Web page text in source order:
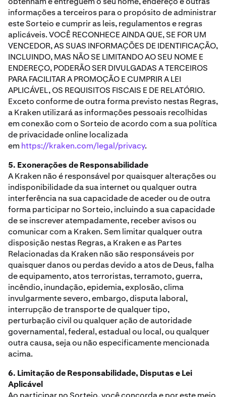
informações a terceiros para o propósito de administrar
este Sorteio e cumprir as leis, regulamentos e regras
aplicáveis. VOCÊ RECONHECE AINDA QUE, SE FOR UM
VENCEDOR, AS SUAS INFORMAÇÕES DE IDENTIFICAÇÃO,
INCLUINDO, MAS NÃO SE LIMITANDO AO SEU NOME E
ENDEREÇO, PODERÃO SER DIVULGADAS A TERCEIROS
PARA FACILITAR A PROMOÇÃO E CUMPRIR A LEI
APLICÁVEL, OS REQUISITOS FISCAIS E DE RELATÓRIO.
Exceto conforme de outra forma previsto nestas Regras,
a Kraken utilizará as informações pessoais recolhidas
em conexão com o Sorteio de acordo com a sua política
de privacidade online localizada
em https://kraken.com/legal/privacy.
5. Exonerações de Responsabilidade
A Kraken não é responsável por quaisquer alterações ou
indisponibilidade da sua internet ou qualquer outra
interferência na sua capacidade de aceder ou de outra
forma participar no Sorteio, incluindo a sua capacidade
de se inscrever atempadamente, receber avisos ou
comunicar com a Kraken. Sem limitar qualquer outra
disposição nestas Regras, a Kraken e as Partes
Relacionadas da Kraken não são responsáveis por
quaisquer danos ou perdas devido a atos de Deus, falha
de equipamento, atos terroristas, terramoto, guerra,
incêndio, inundação, epidemia, explosão, clima
invulgarmente severo, embargo, disputa laboral,
interrupção de transporte de qualquer tipo,
perturbação civil ou qualquer ação de autoridade
governamental, federal, estadual ou local, ou qualquer
outra causa, seja ou não especificamente mencionada
acima.
6. Limitação de Responsabilidade, Disputas e Lei
Aplicável